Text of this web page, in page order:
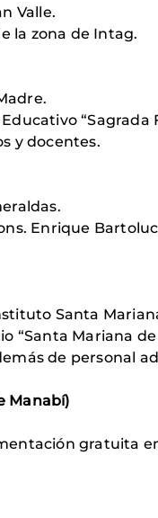
Valle.
la zona de Intag.
“Sagrada
y docentes.
Enrique
Santa
“Santa Mariana de
de personal
Manabí)
gratuita